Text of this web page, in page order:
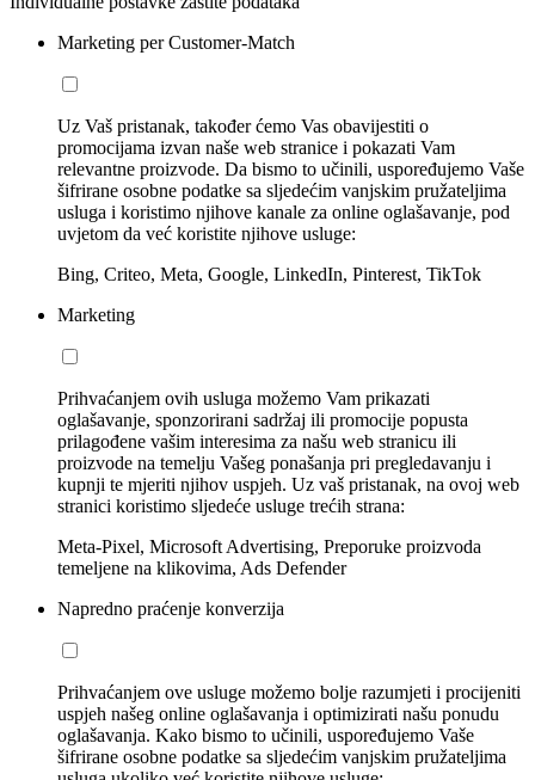
Marketing per Customer-Match
Uz Vaš pristanak, također ćemo Vas obavijestiti o
promocijama izvan naše web stranice i pokazati Vam
relevantne proizvode. Da bismo to učinili, uspoređujemo Vaše
šifrirane osobne podatke sa sljedećim vanjskim pružateljima
usluga i koristimo njihove kanale za online oglašavanje, pod
uvjetom da već koristite njihove usluge:
Bing, Criteo, Meta, Google, LinkedIn, Pinterest, TikTok
Marketing
Prihvaćanjem ovih usluga možemo Vam prikazati
oglašavanje, sponzorirani sadržaj ili promocije popusta
prilagođene vašim interesima za našu web stranicu ili
proizvode na temelju Vašeg ponašanja pri pregledavanju i
kupnji te mjeriti njihov uspjeh. Uz vaš pristanak, na ovoj web
stranici koristimo sljedeće usluge trećih strana:
Meta-Pixel, Microsoft Advertising, Preporuke proizvoda
temeljene na klikovima, Ads Defender
Napredno praćenje konverzija
Prihvaćanjem ove usluge možemo bolje razumjeti i procijeniti
uspjeh našeg online oglašavanja i optimizirati našu ponudu
oglašavanja. Kako bismo to učinili, uspoređujemo Vaše
šifrirane osobne podatke sa sljedećim vanjskim pružateljima